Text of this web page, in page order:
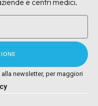
e centri medici.
newsletter, per maggiori